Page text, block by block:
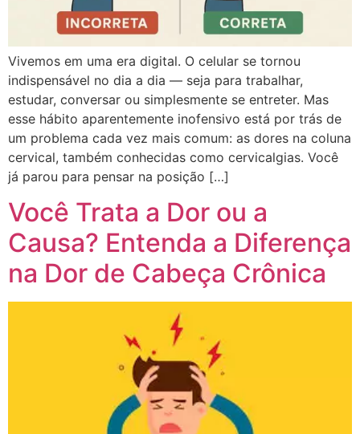
Vivemos em uma era digital. O celular se tornou
indispensável no dia a dia — seja para trabalhar,
estudar, conversar ou simplesmente se entreter. Mas
esse hábito aparentemente inofensivo está por trás de
um problema cada vez mais comum: as dores na coluna
cervical, também conhecidas como cervicalgias. Você
já parou para pensar na posição […]
Você Trata a Dor ou a
Causa? Entenda a Diferença
na Dor de Cabeça Crônica